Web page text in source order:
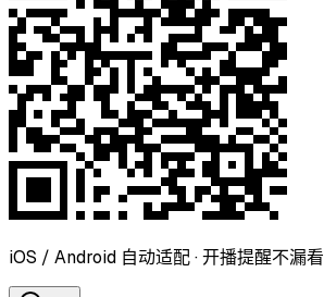
iOS / Android 自动适配 · 开播提醒不漏看